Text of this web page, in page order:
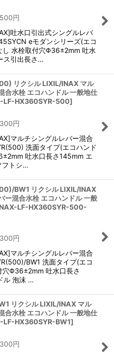
円
吐水口引出式シングルレバ
eモダンシリーズ(エコ
し 水栓取付穴Φ36±2mm 吐水
ス引出長さ…
リクシル LIXIL/INAX マル
合水栓 エコハンドル 一般地仕
LF-HX360SYR-500]
円
マルチシングルレバー混合
洗面タイプ(エコハンド
吐水口長さ145mm エ
フトシ…
BW1 リクシル LIXIL/INAX
ー混合水栓 エコハンドル 一般
LF-HX360SYR-500-
円
マルチシングルレバー混合
BW1 洗面タイプ(エコ
穴Φ36±2mm 吐水口長さ
ル 泡沫 …
リクシル LIXIL/INAX マル
合水栓 エコハンドル 一般地仕
LF-HX360SYR-BW1]
円